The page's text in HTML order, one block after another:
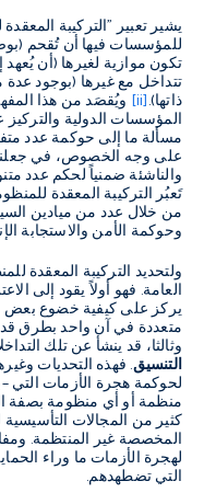
يشير تعبير "التركيبة
للمؤسسات فيها أن تُقحم
تكون موازية لغيرها (أن
تتداخل مع غيرها (بوجود
ذاتها).[ii] ويُقصَد من هذا
المؤسسات الدولية
مسألة ما إلى حوكمة عدد
على وجه الخصوص، في
والناشئة ضمنياً لحكم عدد
تَعبُر التركيبة المعقدة
من خلال عدد من ميادين
وحوكمة الأمن والاستجابة
ولتحديد التركيبة المعقدة
العامة. فهو أولاً يقود إلى
يركز على كيفية خضوع بعض
متعددة في آن واحد بطرق
وثالثا، قد ينشأ عن تلك
التنسيق. فهذه التحديات
لحوكمة هجرة الأزمات التي
منظمة أو أي منظومة بصفة
كثير من المجالات التأسيسية
المخصصة غير المنتظمة.
لهجرة الأزمات ما وراء
التي تضطهدهم.